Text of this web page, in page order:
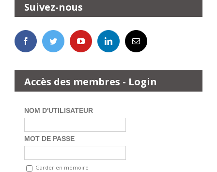
Suivez-nous
Accès des membres - Login
NOM D'UTILISATEUR
MOT DE PASSE
Garder en mémoire